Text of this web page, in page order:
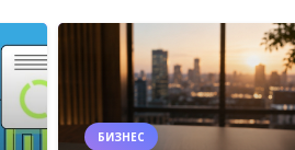
БИЗНЕС